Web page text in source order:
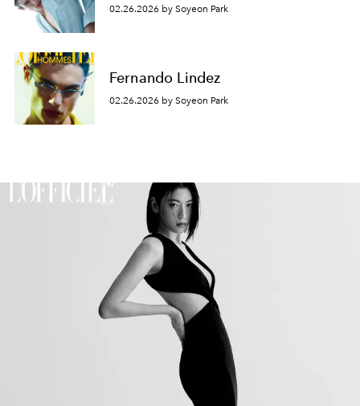
02.26.2026 by Soyeon Park
Fernando Lindez
02.26.2026 by Soyeon Park